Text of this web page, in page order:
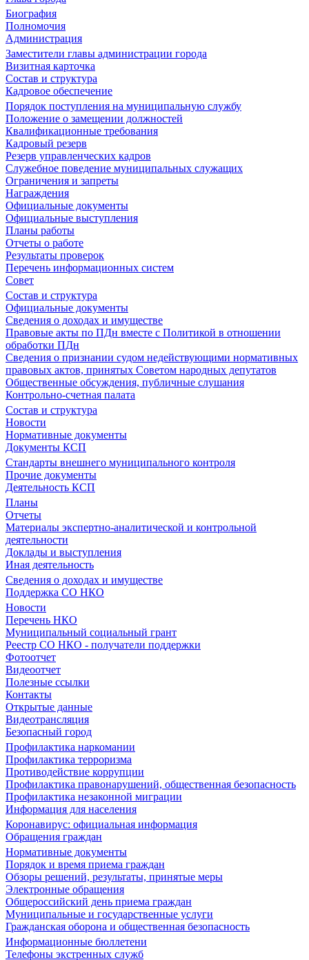
Биография
Полномочия
Администрация
Заместители главы администрации города
Визитная карточка
Состав и структура
Кадровое обеспечение
Порядок поступления на муниципальную службу
Положение о замещении должностей
Квалификационные требования
Кадровый резерв
Резерв управленческих кадров
Служебное поведение муниципальных служащих
Ограничения и запреты
Награждения
Официальные документы
Официальные выступления
Планы работы
Отчеты о работе
Результаты проверок
Перечень информационных систем
Совет
Состав и структура
Официальные документы
Сведения о доходах и имуществе
Правовые акты по ПДн вместе с Политикой в отношении
обработки ПДн
Сведения о признании судом недействующими нормативных
правовых актов, принятых Советом народных депутатов
Общественные обсуждения, публичные слушания
Контрольно-счетная палата
Состав и структура
Новости
Нормативные документы
Документы КСП
Стандарты внешнего муниципального контроля
Прочие документы
Деятельность КСП
Планы
Отчеты
Материалы экспертно-аналитической и контрольной
деятельности
Доклады и выступления
Иная деятельность
Сведения о доходах и имуществе
Поддержка СО НКО
Новости
Перечень НКО
Муниципальный социальный грант
Реестр СО НКО - получатели поддержки
Фотоотчет
Видеоотчет
Полезные ссылки
Контакты
Открытые данные
Видеотрансляция
Безопасный город
Профилактика наркомании
Профилактика терроризма
Противодействие коррупции
Профилактика правонарушений, общественная безопасность
Профилактика незаконной миграции
Информация для населения
Коронавирус: официальная информация
Обращения граждан
Нормативные документы
Порядок и время приема граждан
Обзоры решений, результаты, принятые меры
Электронные обращения
Общероссийский день приема граждан
Муниципальные и государственные услуги
Гражданская оборона и общественная безопасность
Информационные бюллетени
Телефоны экстренных служб